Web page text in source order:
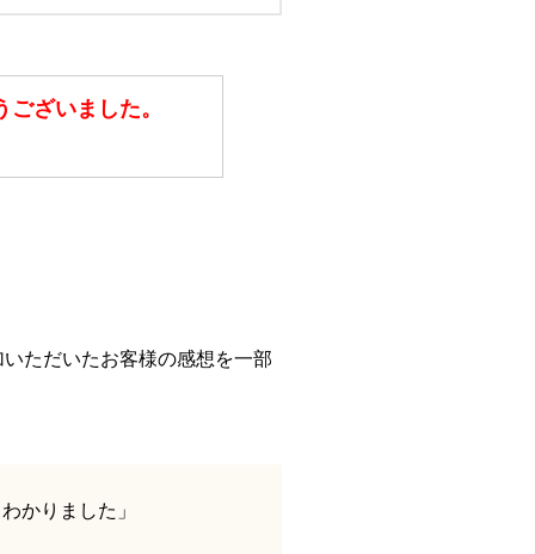
ざいました。
ただいたお客様の感想を一部
かりました」